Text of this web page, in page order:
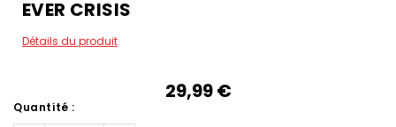
EVER CRISIS
Détails du produit
29,99‎ ‎€
Quantité :